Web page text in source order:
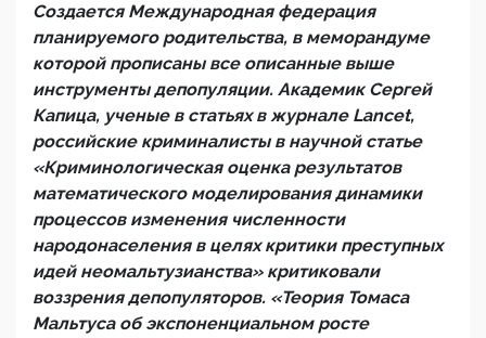
Создается Международная федерация
планируемого родительства, в меморандуме
которой прописаны все описанные выше
инструменты депопуляции. Академик Сергей
Капица, ученые в статьях в журнале Lancet,
российские криминалисты в научной статье
«Криминологическая оценка результатов
математического моделирования динамики
процессов изменения численности
народонаселения в целях критики преступных
идей неомальтузианства» критиковали
воззрения депопуляторов. «Теория Томаса
Мальтуса об экспоненциальном росте